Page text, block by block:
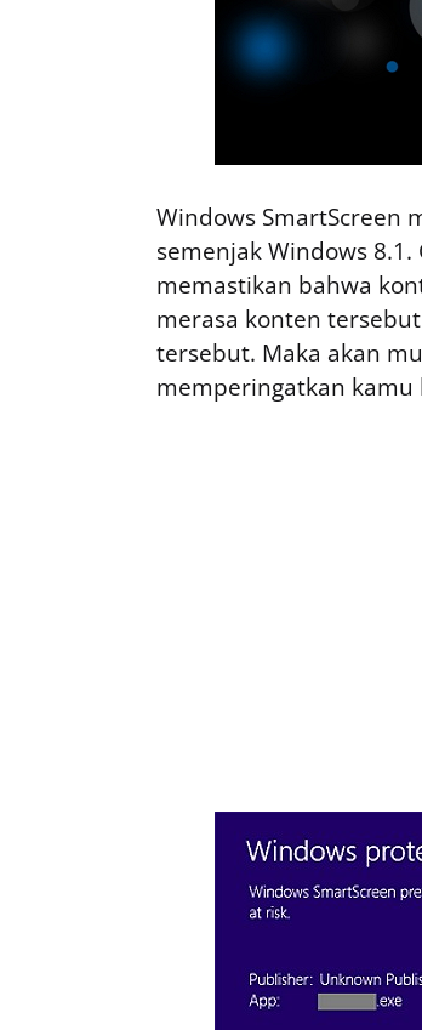
Windows SmartScreen
semenjak Windows
memastikan bahwa
merasa konten
tersebut. Maka akan
memperingatkan